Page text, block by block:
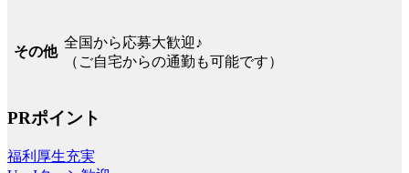
その他
全国から応募大歓迎♪
（ご自宅からの通勤も可能です）
PRポイント
福利厚生充実